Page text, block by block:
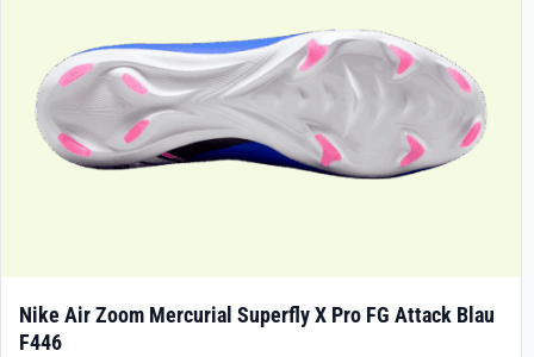
Produktseite
gewählt
werden
Nike Air Zoom Mercurial Superfly X Pro FG Attack Blau
F446